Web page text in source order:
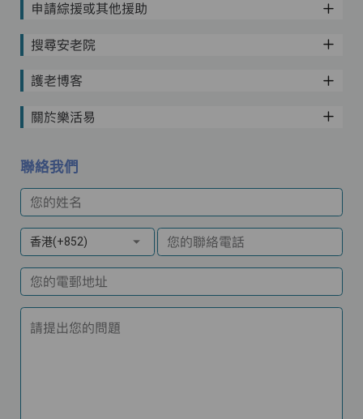
申請綜援或其他援助
搜尋安老院
護老博客
關於樂活易
聯絡我們
您的姓名
香港(+852) 您的聯絡電話
您的電郵地址
請提出您的問題